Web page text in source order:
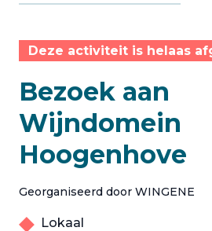
Deze activiteit is helaas
Bezoek aan
Wijndomein
Hoogenhove
Georganiseerd door WINGENE
Lokaal